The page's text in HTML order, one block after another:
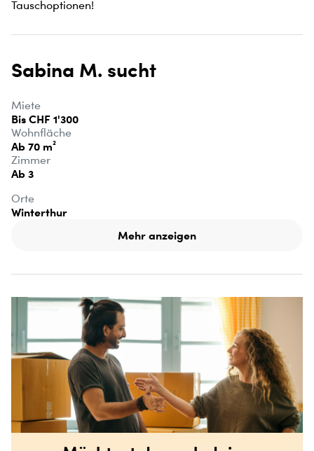
Tauschoptionen!
Sabina M. sucht
Miete
Bis CHF 1'300
Wohnfläche
Ab 70 m²
Zimmer
Ab 3
Orte
Winterthur
Mehr anzeigen